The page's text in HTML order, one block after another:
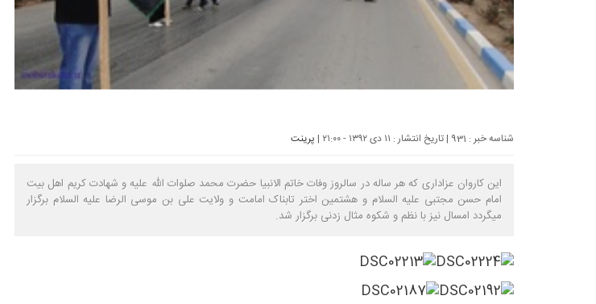
شناسه خبر : 931 | تاریخ انتشار : ۱۱ دی ۱۳۹۲ - ۲۱:۰۰ | پرینت
این کاروان عزاداری که هر ساله در سالروز وفات خاتم الانبیا حضرت محمد صلوات الله علیه و شهادت کریم اهل بیت
امام حسن مجتبی علیه السلام و هشتمین اختر تابناک امامت و ولایت علی بن موسی الرضا علیه السلام برگزار
میگردد امسال نیز با نظم و شکوه مثال زدنی برگزار شد.